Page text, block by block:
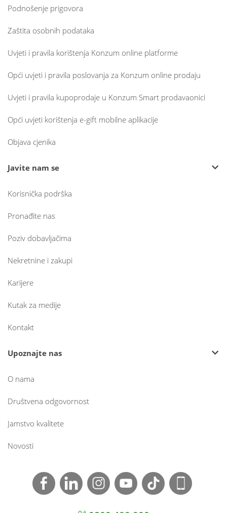
Podnošenje prigovora
Zaštita osobnih podataka
Uvjeti i pravila korištenja Konzum online platforme
Opći uvjeti i pravila poslovanja za Konzum online prodaju
Uvjeti i pravila kupoprodaje u Konzum Smart prodavaonici
Opći uvjeti korištenja e-gift mobilne aplikacije
Objava cjenika
Javite nam se
Korisnička podrška
Pronađite nas
Poziv dobavljačima
Nekretnine i zakupi
Karijere
Kutak za medije
Kontakt
Upoznajte nas
O nama
Društvena odgovornost
Jamstvo kvalitete
Novosti